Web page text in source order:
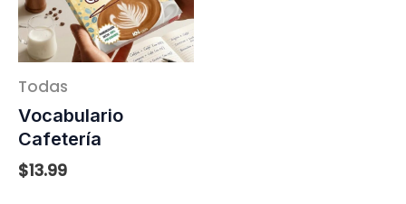
Todas
Vocabulario
Cafetería
$13.99